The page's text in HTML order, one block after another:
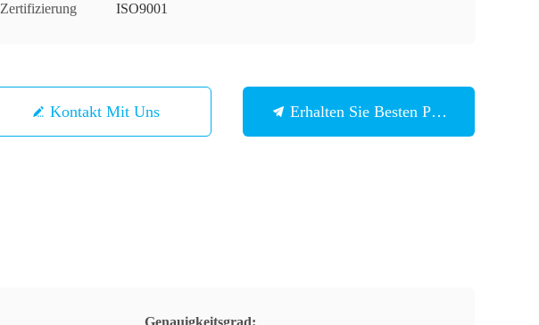
Zertifizierung ISO9001
Kontakt Mit Uns Erhalten Sie Besten Preis
Genauigkeitsgrad: